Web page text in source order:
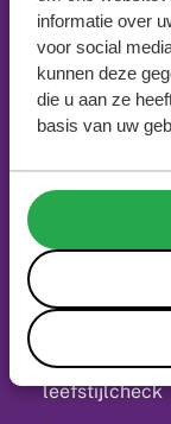
informatie over
voor social
kunnen deze
die u aan ze
basis van uw
actueel
contact
downloads
vitaquickscan
doelenkaart
leefstijlcheck